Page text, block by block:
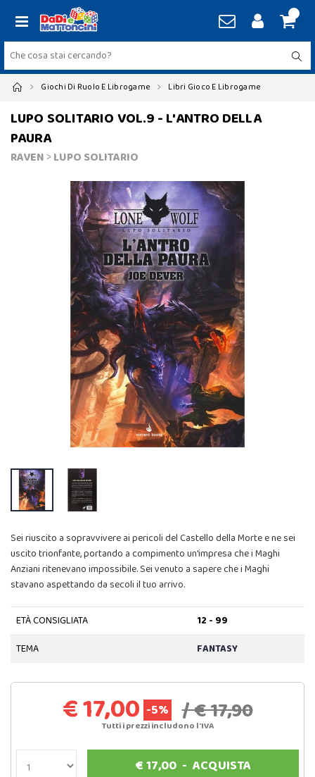
Giochi Di Ruolo E Librogame Libri Gioco E Librogame
LUPO SOLITARIO VOL.9 - L'ANTRO DELLA
PAURA
RAVEN>LUPO SOLITARIO
Sei riuscito a sopravvivere ai pericoli del Castello della Morte e ne sei
uscito trionfante, portando a compimento un'impresa che i Maghi
Anziani ritenevano impossibile. Sei venuto a sapere che i Maghi
stavano aspettando da secoli il tuo arrivo.
ETÀ CONSIGLIATA
12 - 99
TEMA
FANTASY
€ 17,00 -5% / € 17,90
Tutti i prezzi includono l'IVA
€17,00- ACQUISTA